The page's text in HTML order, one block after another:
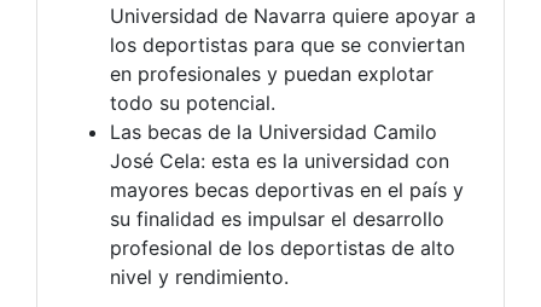
Universidad de Navarra quiere apoyar a
los deportistas para que se conviertan
en profesionales y puedan explotar
todo su potencial.
Las becas de la Universidad Camilo
José Cela: esta es la universidad con
mayores becas deportivas en el país y
su finalidad es impulsar el desarrollo
profesional de los deportistas de alto
nivel y rendimiento.